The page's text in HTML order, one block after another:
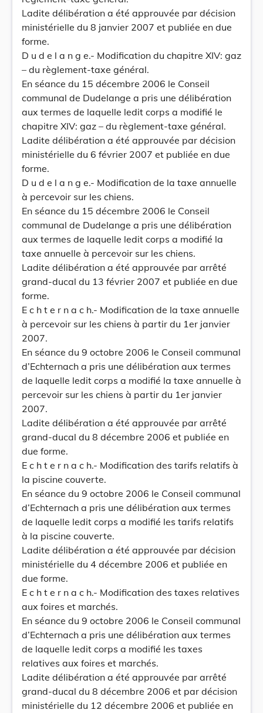
Ladite délibération a été approuvée par décision
ministérielle du 8 janvier 2007 et publiée en due
forme.
D u d e l a n g e.- Modification du chapitre XIV: gaz
– du règlement-taxe général.
En séance du 15 décembre 2006 le Conseil
communal de Dudelange a pris une délibération
aux termes de laquelle ledit corps a modifié le
chapitre XIV: gaz – du règlement-taxe général.
Ladite délibération a été approuvée par décision
ministérielle du 6 février 2007 et publiée en due
forme.
D u d e l a n g e.- Modification de la taxe annuelle
à percevoir sur les chiens.
En séance du 15 décembre 2006 le Conseil
communal de Dudelange a pris une délibération
aux termes de laquelle ledit corps a modifié la
taxe annuelle à percevoir sur les chiens.
Ladite délibération a été approuvée par arrêté
grand-ducal du 13 février 2007 et publiée en due
forme.
E c h t e r n a c h.- Modification de la taxe annuelle
à percevoir sur les chiens à partir du 1er janvier
2007.
En séance du 9 octobre 2006 le Conseil communal
d’Echternach a pris une délibération aux termes
de laquelle ledit corps a modifié la taxe annuelle à
percevoir sur les chiens à partir du 1er janvier
2007.
Ladite délibération a été approuvée par arrêté
grand-ducal du 8 décembre 2006 et publiée en
due forme.
E c h t e r n a c h.- Modification des tarifs relatifs à
la piscine couverte.
En séance du 9 octobre 2006 le Conseil communal
d’Echternach a pris une délibération aux termes
de laquelle ledit corps a modifié les tarifs relatifs
à la piscine couverte.
Ladite délibération a été approuvée par décision
ministérielle du 4 décembre 2006 et publiée en
due forme.
E c h t e r n a c h.- Modification des taxes relatives
aux foires et marchés.
En séance du 9 octobre 2006 le Conseil communal
d’Echternach a pris une délibération aux termes
de laquelle ledit corps a modifié les taxes
relatives aux foires et marchés.
Ladite délibération a été approuvée par arrêté
grand-ducal du 8 décembre 2006 et par décision
ministérielle du 12 décembre 2006 et publiée en